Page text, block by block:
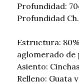
Profundidad:
Profundidad
Estructura:
aglomerado de
Asiento:
Relleno: Guata